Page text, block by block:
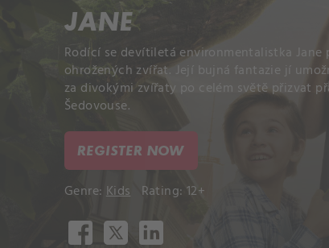
JANE
Rodící se devítiletá environmentalistka Jane
ohrožených zvířat. Její bujná fantazie jí
za divokými zvířaty po celém světě přizvat
Šedovouse.
REGISTER NOW
Genre: Kids Rating: 12+